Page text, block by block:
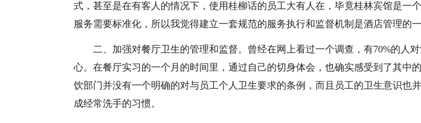
式，甚至是在有客人的情况下，使用桂柳话的员工大有人在，毕竟桂林宾馆是一
服务需要标准化，所以我觉得建立一套规范的服务执行和监督机制是酒店管理的一
二、加强对餐厅卫生的管理和监督。曾经在网上看过一个调查，有70%的人
心。在餐厅实习的一个月的时间里，通过自己的切身体会，也确实感受到了其中
饮部门并没有一个明确的对与员工个人卫生要求的条例，而且员工的卫生意识也
成经常洗手的习惯。